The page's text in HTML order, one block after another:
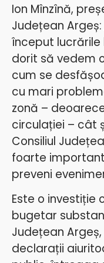
Ion Mînzînă,
Județean
început
dorit să vedem
cum se
cu mari
zonă –
circulației – cât
Consiliul
foarte
preveni
Este o investiție
bugetar
Județean
declarații